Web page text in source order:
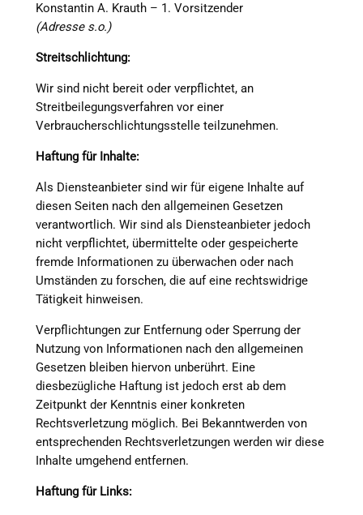
Konstantin A. Krauth – 1. Vorsitzender
(Adresse s.o.)
Streitschlichtung:
Wir sind nicht bereit oder verpflichtet, an
Streitbeilegungsverfahren vor einer
Verbraucherschlichtungsstelle teilzunehmen.
Haftung für Inhalte:
Als Diensteanbieter sind wir für eigene Inhalte auf
diesen Seiten nach den allgemeinen Gesetzen
verantwortlich. Wir sind als Diensteanbieter jedoch
nicht verpflichtet, übermittelte oder gespeicherte
fremde Informationen zu überwachen oder nach
Umständen zu forschen, die auf eine rechtswidrige
Tätigkeit hinweisen.
Verpflichtungen zur Entfernung oder Sperrung der
Nutzung von Informationen nach den allgemeinen
Gesetzen bleiben hiervon unberührt. Eine
diesbezügliche Haftung ist jedoch erst ab dem
Zeitpunkt der Kenntnis einer konkreten
Rechtsverletzung möglich. Bei Bekanntwerden von
entsprechenden Rechtsverletzungen werden wir diese
Inhalte umgehend entfernen.
Haftung für Links: